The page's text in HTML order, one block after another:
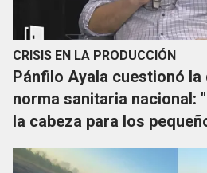
CRISIS EN LA PRODUCCIÓN
Pánfilo Ayala cuestionó
norma sanitaria nacional:
la cabeza para los